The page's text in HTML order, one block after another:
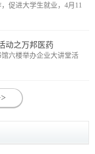
促进大学生就业，4月11
动之万邦医药
六楼举办企业大讲堂活